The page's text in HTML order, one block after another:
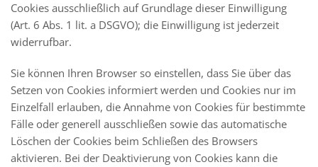
Cookies ausschließlich auf Grundlage dieser Einwilligung
(Art. 6 Abs. 1 lit. a DSGVO); die Einwilligung ist jederzeit
widerrufbar.
Sie können Ihren Browser so einstellen, dass Sie über das
Setzen von Cookies informiert werden und Cookies nur im
Einzelfall erlauben, die Annahme von Cookies für bestimmte
Fälle oder generell ausschließen sowie das automatische
Löschen der Cookies beim Schließen des Browsers
aktivieren. Bei der Deaktivierung von Cookies kann die